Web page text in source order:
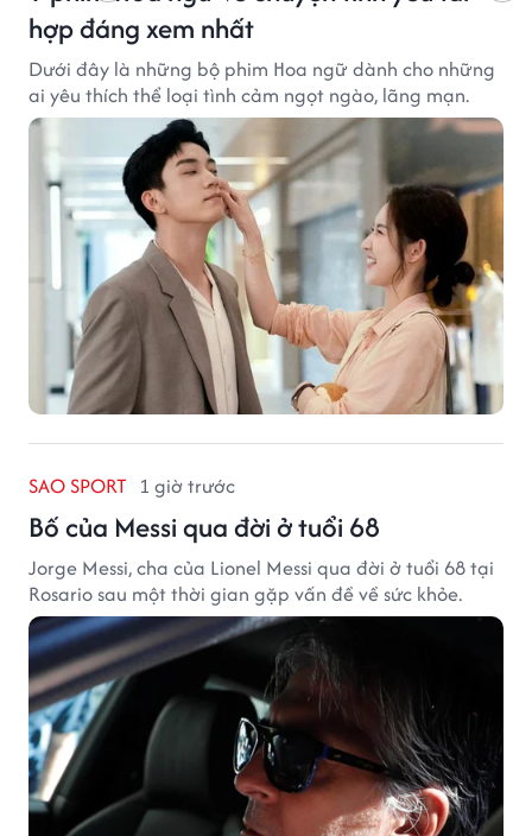
hợp đáng xem nhất
Dưới đây là những bộ phim Hoa ngữ dành cho những
ai yêu thích thể loại tình cảm ngọt ngào, lãng mạn.
SAO SPORT 1 giờ trước
Bố của Messi qua đời ở tuổi 68
Jorge Messi, cha của Lionel Messi qua đời ở tuổi 68 tại
Rosario sau một thời gian gặp vấn đề về sức khỏe.